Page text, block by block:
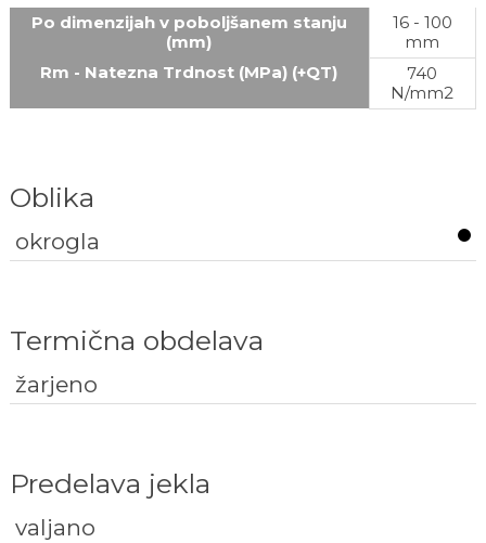
Po dimenzijah v poboljšanem stanju
(mm)
16 - 100
mm
Rm - Natezna Trdnost (MPa) (+QT)
740
N/mm2
Oblika
okrogla
Termična obdelava
žarjeno
Predelava jekla
valjano